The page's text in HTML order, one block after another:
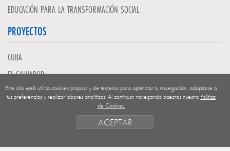
Este sitio web utiliza cookies propias y de terceros para optimizar tu navegación, adaptarse a
tus preferencias y realizar labores analíticas. Al continuar navegando aceptas nuestra Política
de Cookies.
ACEPTAR
EDUCACIÓN PARA LA TRANSFORMACIÓN SOCIAL
PROYECTOS
CUBA
EL SALVADOR
GUATEMALA
EUROPA